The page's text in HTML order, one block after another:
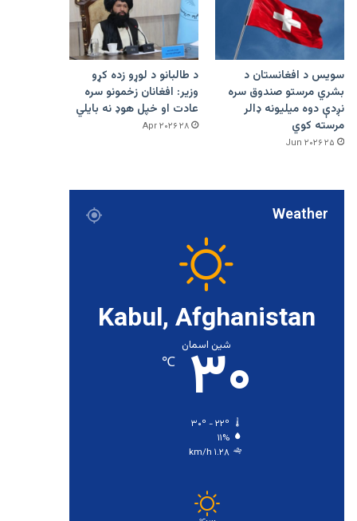
سویس د افغانستان د
بشري مرستو صندوق سره
نږدې دوه میلیونه ډالر
مرسته کوي
۲۵ Jun ۲۰۲۶
د طالبانو د لوړو زده کړو
وزیر: افغانان زخمونو سره
عادت او خپل هوډ نه بایلي
۲۸ Apr ۲۰۲۶
Weather
Kabul, Afghanistan
شین اسمان
۳۰ ℃
۱۱%
۱.۲۸ km/h